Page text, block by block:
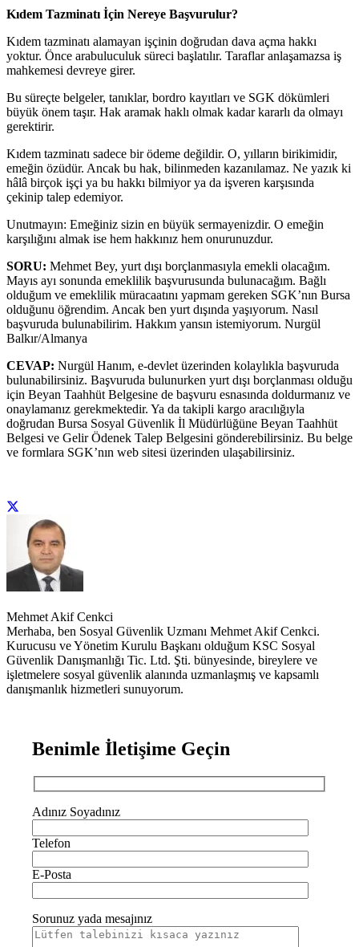
Kıdem Tazminatı İçin Nereye Başvurulur?
Kıdem tazminatı alamayan işçinin doğrudan dava açma hakkı
yoktur. Önce arabuluculuk süreci başlatılır. Taraflar anlaşamazsa iş
mahkemesi devreye girer.
Bu süreçte belgeler, tanıklar, bordro kayıtları ve SGK dökümleri
büyük önem taşır. Hak aramak haklı olmak kadar kararlı da olmayı
gerektirir.
Kıdem tazminatı sadece bir ödeme değildir. O, yılların birikimidir,
emeğin özüdür. Ancak bu hak, bilinmeden kazanılamaz. Ne yazık ki
hâlâ birçok işçi ya bu hakkı bilmiyor ya da işveren karşısında
çekinip talep edemiyor.
Unutmayın: Emeğiniz sizin en büyük sermayenizdir. O emeğin
karşılığını almak ise hem hakkınız hem onurunuzdur.
SORU: Mehmet Bey, yurt dışı borçlanmasıyla emekli olacağım.
Mayıs ayı sonunda emeklilik başvurusunda bulunacağım. Bağlı
olduğum ve emeklilik müracaatını yapmam gereken SGK’nın Bursa
olduğunu öğrendim. Ancak ben yurt dışında yaşıyorum. Nasıl
başvuruda bulunabilirim. Hakkım yansın istemiyorum. Nurgül
Balkır/Almanya
CEVAP: Nurgül Hanım, e-devlet üzerinden kolaylıkla başvuruda
bulunabilirsiniz. Başvuruda bulunurken yurt dışı borçlanması olduğu
için Beyan Taahhüt Belgesine de başvuru esnasında doldurmanız ve
onaylamanız gerekmektedir. Ya da takipli kargo aracılığıyla
doğrudan Bursa Sosyal Güvenlik İl Müdürlüğüne Beyan Taahhüt
Belgesi ve Gelir Ödenek Talep Belgesini gönderebilirsiniz. Bu belge
ve formlara SGK’nın web sitesi üzerinden ulaşabilirsiniz.
Mehmet Akif Cenkci
Merhaba, ben Sosyal Güvenlik Uzmanı Mehmet Akif Cenkci.
Kurucusu ve Yönetim Kurulu Başkanı olduğum KSC Sosyal
Güvenlik Danışmanlığı Tic. Ltd. Şti. bünyesinde, bireylere ve
işletmelere sosyal güvenlik alanında uzmanlaşmış ve kapsamlı
danışmanlık hizmetleri sunuyorum.
Benimle İletişime Geçin
Adınız Soyadınız
Telefon
E-Posta
Sorunuz yada mesajınız